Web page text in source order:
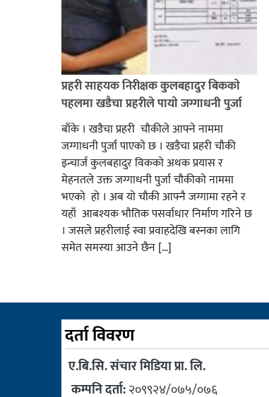
प्रहरी साहयक निरीक्षक कुलबहादुर बिककाे
पहलमा खडैचा प्रहरीले पायाे जग्गाधनी पुर्जा
बाँके । खडैचा प्रहरी चाैकीले आफ्ने नाममा
जग्गाधनी पुर्जा पाएकाे छ । खडैचा प्रहरी चाैकी
इन्चार्ज कुलबहादुर विककाे अथक प्रयास र
मेहनतले उक्त जग्गाधनी पुर्जा चाैकीकाे नाममा
भएको हाे । अब याे चाैकी आफ्नै जग्गामा रहने र
यहाँ आबश्यक भाैतिक पसर्वाधार निर्माण गरिने छ
। जसले प्रहरीलाई स्वा प्रवाहदेखि बस्नका लागि
समेत समस्या आउने छैन […]
दर्ता विवरण
ए.बि.सि. संचार मिडिया प्रा. लि.
कम्पनि दर्ता:२०९९२४/०७५/०७६